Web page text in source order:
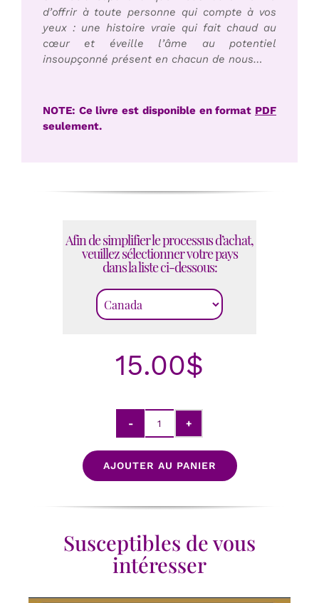
d’offrir à toute personne qui compte à vos
yeux : une histoire vraie qui fait chaud au
cœur et éveille l’âme au potentiel
insoupçonné présent en chacun de nous…
NOTE: Ce livre est disponible en format PDF
seulement.
Afin de simplifier le processus d’achat,
veuillez sélectionner votre pays
dans la liste ci-dessous:
15.00$
quantité
Né
AJOUTER AU PANIER
Susceptibles de vous
intéresser